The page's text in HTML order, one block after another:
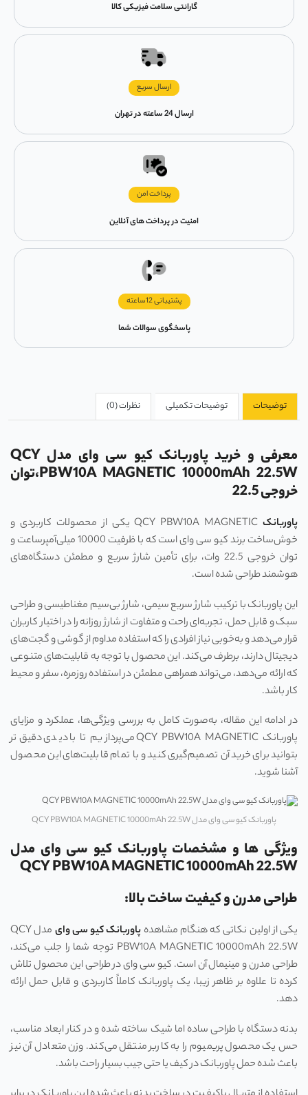
گارانتی سلامت فیزیکی کالا
ارسال سریع
ارسال 24 ساعته در تهران
پرداخت امن
امنیت در پرداخت های آنلاین
پشتیبانی 12ساعته
پاسخگوی سوالات شما
توضیحات توضیحات تکمیلی نظرات (0)
معرفی و خرید پاوربانک کیو سی وای مدل QCY
PBW10A MAGNETIC 10000mAh 22.5W،توان
خروجی 22.5
پاوربانک
QCY PBW10A MAGNETIC یکی از محصولات کاربردی و
خوش‌ساخت برند کیو سی وای است که با ظرفیت 10000 میلی‌آمپرساعت و
توان خروجی 22.5 وات، برای تأمین شارژ سریع و مطمئن دستگاه‌های
هوشمند طراحی شده است.
این پاوربانک با ترکیب شارژ سریع سیمی، شارژ بی‌سیم مغناطیسی و طراحی
سبک و قابل حمل، تجربه‌ای راحت و متفاوت از شارژ روزانه را در اختیار کاربران
قرار می‌دهد و به‌خوبی نیاز افرادی را که استفاده مداوم از گوشی و گجت‌های
دیجیتال دارند، برطرف می‌کند. این محصول با توجه به قابلیت‌های متنوعی
که ارائه می‌دهد، می‌تواند همراهی مطمئن در استفاده روزمره، سفر و محیط
کار باشد.
در ادامه این مقاله، به‌صورت کامل به بررسی ویژگی‌ها، عملکرد و مزایای
پاوربانک QCY PBW10A MAGNETIC می‌پردازیم تا با دیدی دقیق‌تر
بتوانید برای خرید آن تصمیم‌گیری کنید و با تمام قابلیت‌های این محصول
آشنا شوید.
پاوربانک کیو سی وای مدل QCY PBW10A MAGNETIC 10000mAh 22.5W
ویژگی ها و مشخصات پاوربانک کیو سی وای مدل
QCY PBW10A MAGNETIC 10000mAh 22.5W
طراحی مدرن و کیفیت ساخت بالا:
یکی از اولین نکاتی که هنگام مشاهدهپاوربانک کیو سی وای
مدل QCY
PBW10A MAGNETIC 10000mAh 22.5W توجه شما را جلب می‌کند،
طراحی مدرن و مینیمال آن است. کیو سی وای در طراحی این محصول تلاش
کرده تا علاوه بر ظاهر زیبا، یک پاوربانک کاملاً کاربردی و قابل حمل ارائه
دهد.
بدنه دستگاه با طراحی ساده اما شیک ساخته شده و در کنار ابعاد مناسب،
حس یک محصول پریمیوم را به کاربر منتقل می‌کند. وزن متعادل آن نیز
باعث شده حمل پاوربانک در کیف یا حتی جیب بسیار راحت باشد.